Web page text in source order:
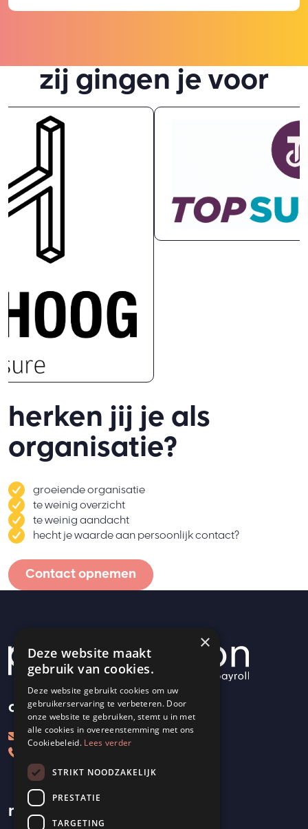
zij gingen je voor
herken jij je als
organisatie?
groeiende organisatie
te weinig overzicht
te weinig aandacht
hecht je waarde aan persoonlijk contact?
Contact opnemen
contact
info@payattention.nl
meer informatie
×
Deze website maakt
gebruik van cookies.
Deze website gebruikt cookies om uw
gebruikerservaring te verbeteren. Door
onze website te gebruiken, stemt u in met
alle cookies in overeenstemming met ons
Cookiebeleid. Lees verder
STRIKT NOODZAKELIJK
PRESTATIE
TARGETING